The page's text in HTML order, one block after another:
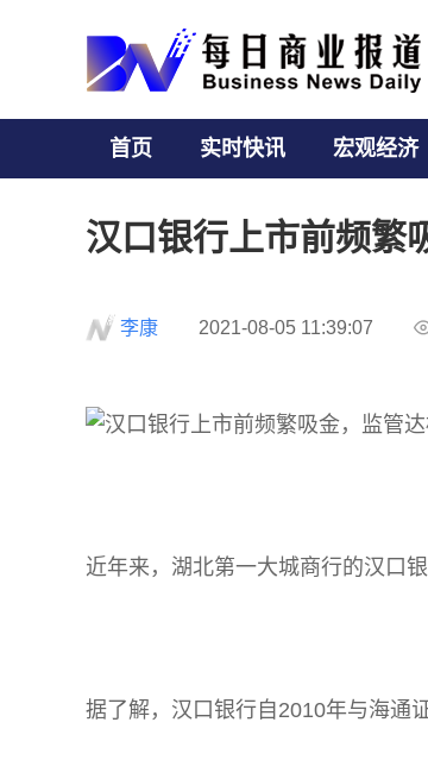
首页 实时快讯 宏观经济
汉口银行上市前频繁
李康 2021-08-05 11:39:07
近年来，湖北第一大城商行的汉口
据了解，汉口银行自2010年与海通